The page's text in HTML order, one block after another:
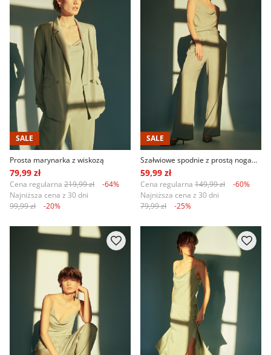
SALE
Prosta marynarka z wiskozą
79,99 zł
Cena regularna 219,99 zł
-64%
Najniższa cena z 30 dni
99,99 zł
-20%
SALE
59,99 zł
Cena regularna 149,99 zł
-60%
Najniższa cena z 30 dni
79,99 zł
-25%